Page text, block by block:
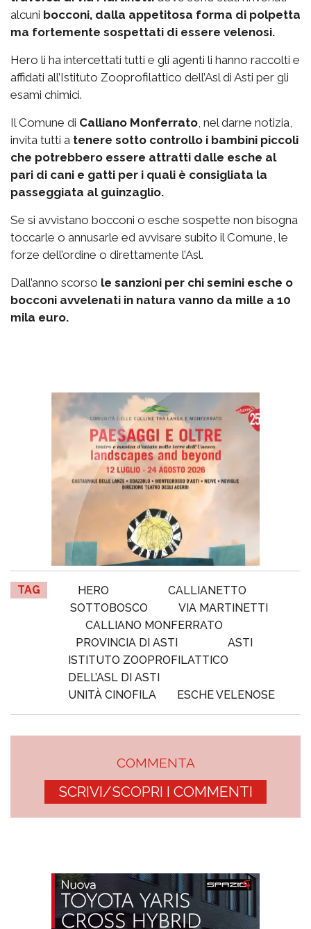
alcuni bocconi, dalla appetitosa forma di polpetta
ma fortemente sospettati di essere velenosi.
Hero li ha intercettati tutti e gli agenti li hanno raccolti e
affidati all’Istituto Zooprofilattico dell’Asl di Asti per gli
esami chimici.
Il Comune di Calliano Monferrato , nel darne notizia,
invita tutti a tenere sotto controllo i bambini piccoli
che potrebbero essere attratti dalle esche al
pari di cani e gatti per i quali è consigliata la
passeggiata al guinzaglio.
Se si avvistano bocconi o esche sospette non bisogna
toccarle o annusarle ed avvisare subito il Comune, le
forze dell’ordine o direttamente l’Asl.
Dall’anno scorso le sanzioni per chi semini esche o
bocconi avvelenati in natura vanno da mille a 10
mila euro.
TAG HERO
CALLIANETTO
SOTTOBOSCO
VIA MARTINETTI
CALLIANO MONFERRATO
PROVINCIA DI ASTI
ASTI
ISTITUTO ZOOPROFILATTICO
DELL’ASL DI ASTI
UNITÀ CINOFILA
ESCHE VELENOSE
COMMENTA
SCRIVI/SCOPRI I COMMENTI